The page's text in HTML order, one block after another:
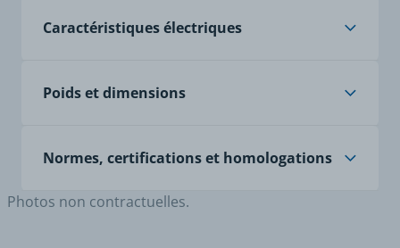
Caractéristiques électriques
Poids et dimensions
Normes, certifications et homologations
RoHS
Photos non contractuelles.